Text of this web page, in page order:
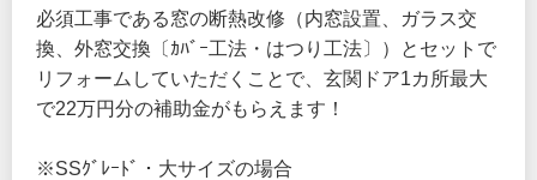
必須工事である窓の断熱改修（内窓設置、ガラス交
換、外窓交換〔ｶﾊﾞｰ工法・はつり工法〕）とセットで
リフォームしていただくことで、玄関ドア1カ所最大
で22万円分の補助金がもらえます！
※SSｸﾞﾚｰﾄﾞ・大サイズの場合